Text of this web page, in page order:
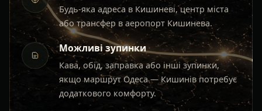
Будь-яка адреса в Кишиневі, центр міста
або трансфер в аеропорт Кишинева.
Можливі зупинки
Кава, обід, заправка або інші зупинки,
якщо маршрут Одеса — Кишинів потребує
додаткового комфорту.